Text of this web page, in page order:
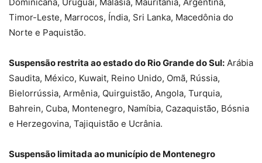
Timor-Leste, Marrocos, Índia, Sri Lanka, Macedônia do
Norte e Paquistão.
Suspensão restrita ao estado do Rio Grande do Sul: Arábia
Saudita, México, Kuwait, Reino Unido, Omã, Rússia,
Bielorrússia, Armênia, Quirguistão, Angola, Turquia,
Bahrein, Cuba, Montenegro, Namíbia, Cazaquistão, Bósnia
e Herzegovina, Tajiquistão e Ucrânia.
Suspensão limitada ao município de Montenegro